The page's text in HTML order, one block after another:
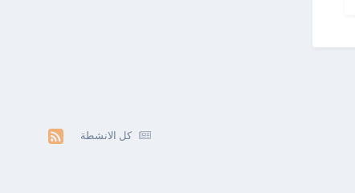
كل الانشطة